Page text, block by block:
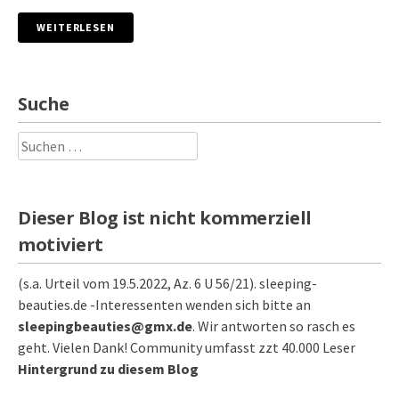
WEITERLESEN
Suche
Suchen
nach:
Dieser Blog ist nicht kommerziell
motiviert
(s.a. Urteil vom 19.5.2022, Az. 6 U 56/21). sleeping-
beauties.de -Interessenten wenden sich bitte an
sleepingbeauties@gmx.de. Wir antworten so rasch es
geht. Vielen Dank! Community umfasst zzt 40.000 Leser
Hintergrund zu diesem Blog